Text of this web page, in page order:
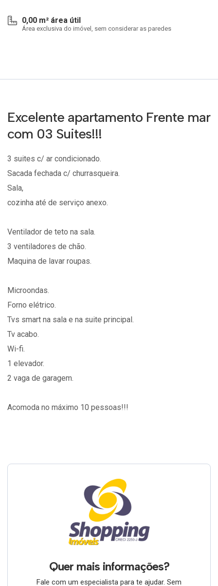
0,00 m² área útil
Área exclusiva do imóvel, sem considerar as paredes
Excelente apartamento Frente mar
com 03 Suites!!!
3 suites c/ ar condicionado.
Sacada fechada c/ churrasqueira.
Sala,
cozinha até de serviço anexo.
Ventilador de teto na sala.
3 ventiladores de chão.
Maquina de lavar roupas.
Microondas.
Forno elétrico.
Tvs smart na sala e na suite principal.
Tv acabo.
Wi-fi.
1 elevador.
2 vaga de garagem.
Acomoda no máximo 10 pessoas!!!
Quer mais informações?
Fale com um especialista para te ajudar. Sem